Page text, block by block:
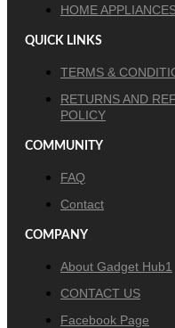
HOME
QUICK LINKS
TERMS &
RETURNS AND
POLICY
COMMUNITY
FAQ
Contact
COMPANY
About Gadget Hub1
CONTACT US
Facebook Page